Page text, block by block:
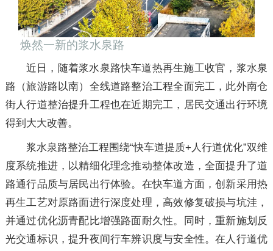
焕然一新的浆水泉路
近日，随着浆水泉路快车道热再生施工收官，浆水泉
路（旅游路以南）全线道路整治工程全面完工，此外南仓
街人行道整治提升工程也在近期完工，居民交通出行环境
得到大大改善。
浆水泉路整治工程围绕“快车道提质+人行道优化”双维
度系统推进，以精细化理念推动整体改造，全面提升了道
路通行品质与居民出行体验。在快车道方面，创新采用热
再生工艺对原路面进行深度处理，高效修复破损与坑洼，
并通过优化沥青配比增强路面耐久性。同时，重新施划反
光交通标识，提升夜间行车辨识度与安全性。在人行道优